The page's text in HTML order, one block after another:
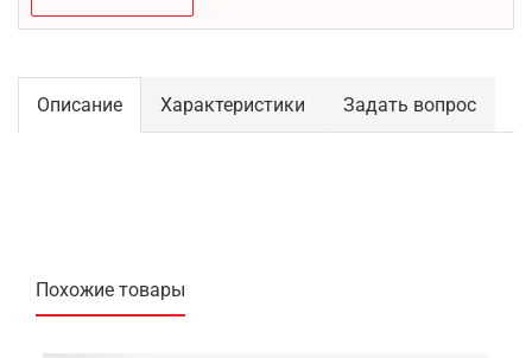
Описание Характеристики Задать вопрос
Похожие товары